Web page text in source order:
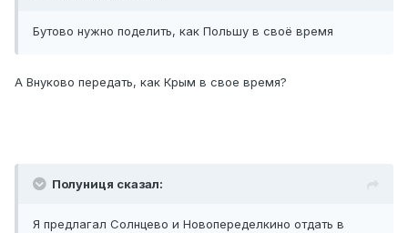
Бутово нужно поделить, как Польшу в своё время
А Внуково передать, как Крым в свое время?
Полуниця сказал:
Я предлагал Солнцево и Новопеределкино отдать в